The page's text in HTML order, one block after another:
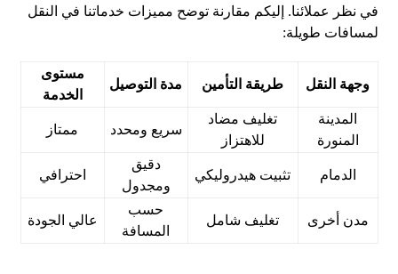
في نظر عملائنا. إليكم مقارنة توضح مميزات خدماتنا في النقل
لمسافات طويلة:
وجهة النقل طريقة التأمين مدة التوصيل
مستوى
الخدمة
المدينة
المنورة
تغليف مضاد
للاهتزاز
سريع ومحدد ممتاز
الدمام تثبيت هيدروليكي
دقيق
ومجدول
احترافي
مدن أخرى تغليف شامل
حسب
المسافة
عالي الجودة